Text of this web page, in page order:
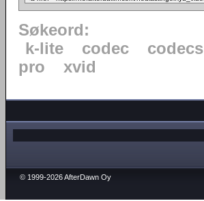
Søkeord:
k-lite
codec codecs
pro
xvid
© 1999-2026 AfterDawn Oy